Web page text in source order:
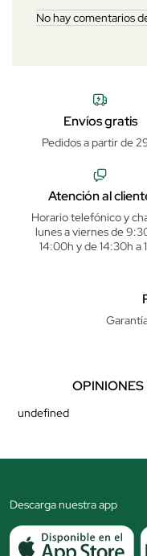
No hay comentarios
Envíos gratis
Pedidos a partir de
Atención al
Horario telefónico y
lunes a viernes de
14:00h y de 14:30h a
OPINIONES
undefined
Descarga nuestra app